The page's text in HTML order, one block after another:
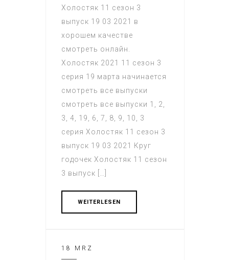
Холостяк 11 сезон 3
выпуск 19 03 2021 в
хорошем качестве
смотреть онлайн.
Холостяк 2021 11 сезон 3
серия 19 марта начинается
смотреть все выпуски
смотреть все выпуски 1, 2,
3, 4, 19, 6, 7, 8, 9, 10, 3
серия Холостяк 11 сезон 3
выпуск 19 03 2021 Круг
годочек Холостяк 11 сезон
3 выпуск […]
WEITERLESEN
18 MRZ